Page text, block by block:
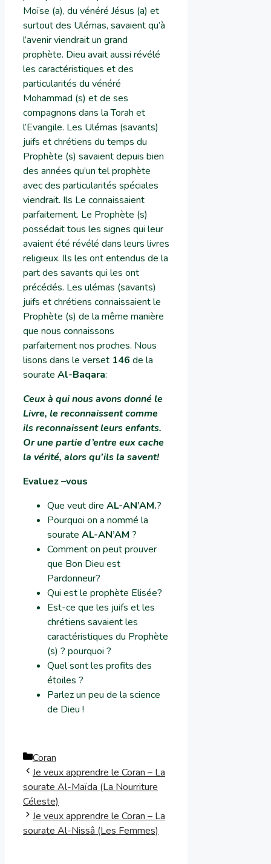
Moïse (a), du vénéré Jésus (a) et
surtout des Ulémas, savaient qu’à
l’avenir viendrait un grand
prophète. Dieu avait aussi révélé
les caractéristiques et des
particularités du vénéré
Mohammad (s) et de ses
compagnons dans la Torah et
l’Evangile. Les Ulémas (savants)
juifs et chrétiens du temps du
Prophète (s) savaient depuis bien
des années qu’un tel prophète
avec des particularités spéciales
viendrait. Ils Le connaissaient
parfaitement. Le Prophète (s)
possédait tous les signes qui leur
avaient été révélé dans leurs livres
religieux. Ils les ont entendus de la
part des savants qui les ont
précédés. Les ulémas (savants)
juifs et chrétiens connaissaient le
Prophète (s) de la même manière
que nous connaissons
parfaitement nos proches. Nous
lisons dans le verset 146 de la
sourate Al-Baqara:
Ceux à qui nous avons donné le
Livre, le reconnaissent comme
ils reconnaissent leurs enfants.
Or une partie d’entre eux cache
la vérité, alors qu’ils la savent!
Evaluez –vous
Que veut dire AL-AN’AM.?
Pourquoi on a nommé la
sourate AL-AN’AM ?
Comment on peut prouver
que Bon Dieu est
Pardonneur?
Qui est le prophète Elisée?
Est-ce que les juifs et les
chrétiens savaient les
caractéristiques du Prophète
(s) ? pourquoi ?
Quel sont les profits des
étoiles ?
Parlez un peu de la science
de Dieu !
Catégories
Coran
Je veux apprendre le Coran – La
sourate Al-Maïda (La Nourriture
Céleste)
Je veux apprendre le Coran – La
sourate Al-Nissâ (Les Femmes)